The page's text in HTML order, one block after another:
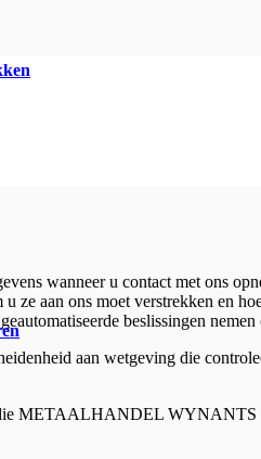
wanneer u contact met ons
aan ons moet verstrekken en
beslissingen
aan wetgeving die
METAALHANDEL